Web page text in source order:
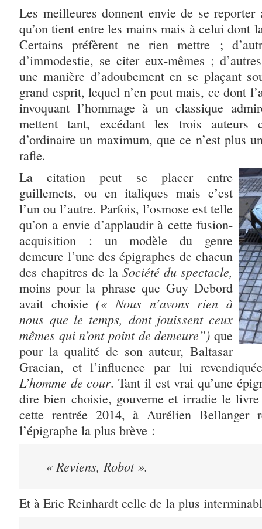
Les meilleures donnent envie de se
qu’on tient entre les mains mais à celui dont
Certains préfèrent ne rien mettre ;
d’immodestie, se citer eux-mêmes ;
une manière d’adoubement en se plaçant
grand esprit, lequel n’en peut mais, ce dont
invoquant l’hommage à un classique
mettent tant, excédant les trois auteurs
d’ordinaire un maximum, que ce n’est plus
rafle.
La citation peut se placer entre
guillemets, ou en italiques mais c’est
l’un ou l’autre. Parfois, l’osmose est telle
qu’on a envie d’applaudir à cette fusion-
acquisition : un modèle du genre
demeure l’une des épigraphes de chacun
des chapitres de la Société du spectacle,
moins pour la phrase que Guy Debord
avait choisie (« Nous n’avons rien à
nous que le temps, dont jouissent ceux
mêmes qui n’ont point de demeure”) que
pour la qualité de son auteur, Baltasar
Gracian, et l’influence par lui
L’homme de cour. Tant il est vrai qu’une
dire bien choisie, gouverne et irradie le livre
cette rentrée 2014, à Aurélien Bellanger
l’épigraphe la plus brève :
« Reviens, Robot ».
Et à Eric Reinhardt celle de la plus